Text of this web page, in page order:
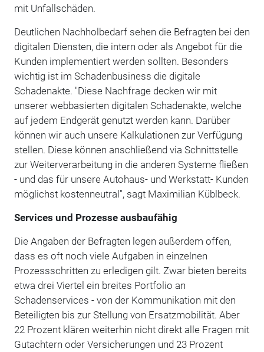
mit Unfallschäden.
Deutlichen Nachholbedarf sehen die Befragten bei den
digitalen Diensten, die intern oder als Angebot für die
Kunden implementiert werden sollten. Besonders
wichtig ist im Schadenbusiness die digitale
Schadenakte. "Diese Nachfrage decken wir mit
unserer webbasierten digitalen Schadenakte, welche
auf jedem Endgerät genutzt werden kann. Darüber
können wir auch unsere Kalkulationen zur Verfügung
stellen. Diese können anschließend via Schnittstelle
zur Weiterverarbeitung in die anderen Systeme fließen
- und das für unsere Autohaus- und Werkstatt- Kunden
möglichst kostenneutral", sagt Maximilian Küblbeck.
Services und Prozesse ausbaufähig
Die Angaben der Befragten legen außerdem offen,
dass es oft noch viele Aufgaben in einzelnen
Prozessschritten zu erledigen gilt. Zwar bieten bereits
etwa drei Viertel ein breites Portfolio an
Schadenservices - von der Kommunikation mit den
Beteiligten bis zur Stellung von Ersatzmobilität. Aber
22 Prozent klären weiterhin nicht direkt alle Fragen mit
Gutachtern oder Versicherungen und 23 Prozent